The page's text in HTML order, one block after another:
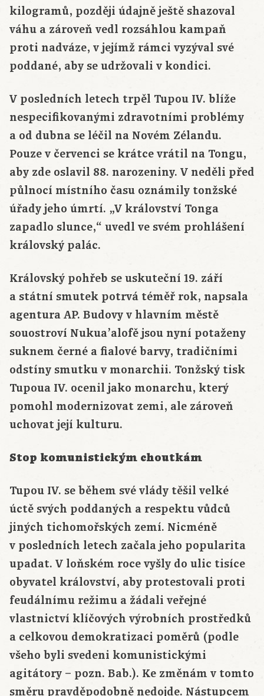
kilogramů, později údajně ještě shazoval
váhu a zároveň vedl rozsáhlou kampaň
proti nadváze, v jejímž rámci vyzýval své
poddané, aby se udržovali v kondici.
V posledních letech trpěl Tupou IV. blíže
nespecifikovanými zdravotními problémy
a od dubna se léčil na Novém Zélandu.
Pouze v červenci se krátce vrátil na Tongu,
aby zde oslavil 88. narozeniny. V neděli před
půlnocí místního času oznámily tonžské
úřady jeho úmrtí. „V království Tonga
zapadlo slunce,“ uvedl ve svém prohlášení
královský palác.
Královský pohřeb se uskuteční 19. září
a státní smutek potrvá téměř rok, napsala
agentura AP. Budovy v hlavním městě
souostroví Nukua’alofě jsou nyní potaženy
suknem černé a fialové barvy, tradičními
odstíny smutku v monarchii. Tonžský tisk
Tupoua IV. ocenil jako monarchu, který
pomohl modernizovat zemi, ale zároveň
uchovat její kulturu.
Stop komunistickým choutkám
Tupou IV. se během své vlády těšil velké
úctě svých poddaných a respektu vůdců
jiných tichomořských zemí. Nicméně
v posledních letech začala jeho popularita
upadat. V loňském roce vyšly do ulic tisíce
obyvatel království, aby protestovali proti
feudálnímu režimu a žádali veřejné
vlastnictví klíčových výrobních prostředků
a celkovou demokratizaci poměrů (podle
všeho byli svedeni komunistickými
agitátory – pozn. Bab.). Ke změnám v tomto
směru pravděpodobně nedojde. Nástupcem